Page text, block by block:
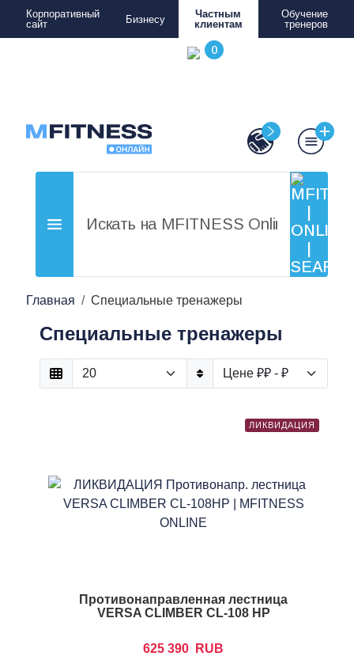
Корпоративный
сайт
Бизнесу
Частным
клиентам
Обучение
тренеров
Главная Специальные тренажеры
Специальные тренажеры
ЛИКВИДАЦИЯ
Противонаправленная лестница
VERSA CLIMBER CL-108 HP
625 390 RUB